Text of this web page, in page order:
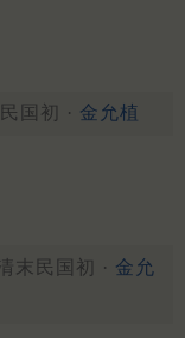
国初 · 金允植
末民国初 · 金允